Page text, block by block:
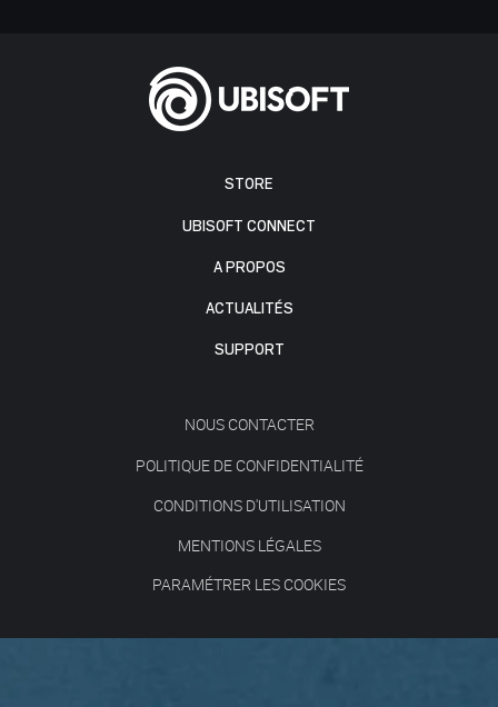
STORE
UBISOFT CONNECT
A PROPOS
ACTUALITÉS
SUPPORT
NOUS CONTACTER
POLITIQUE DE CONFIDENTIALITÉ
CONDITIONS D'UTILISATION
MENTIONS LÉGALES
PARAMÉTRER LES COOKIES